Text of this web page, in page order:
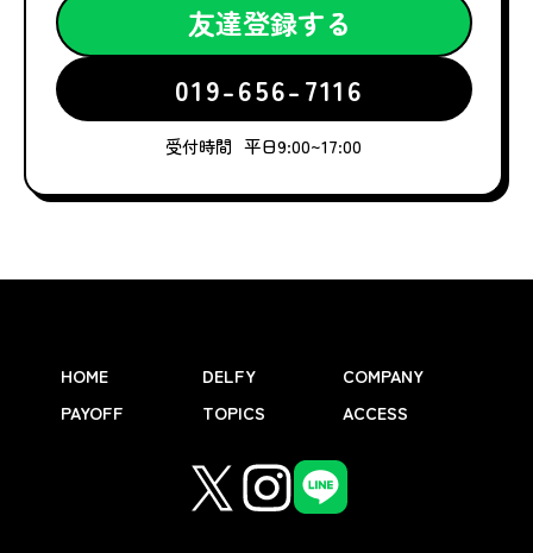
友達登録する
019-656-7116
受付時間 平日9:00~17:00
HOME DELFY
COMPANY
PAYOFF
TOPICS ACCESS